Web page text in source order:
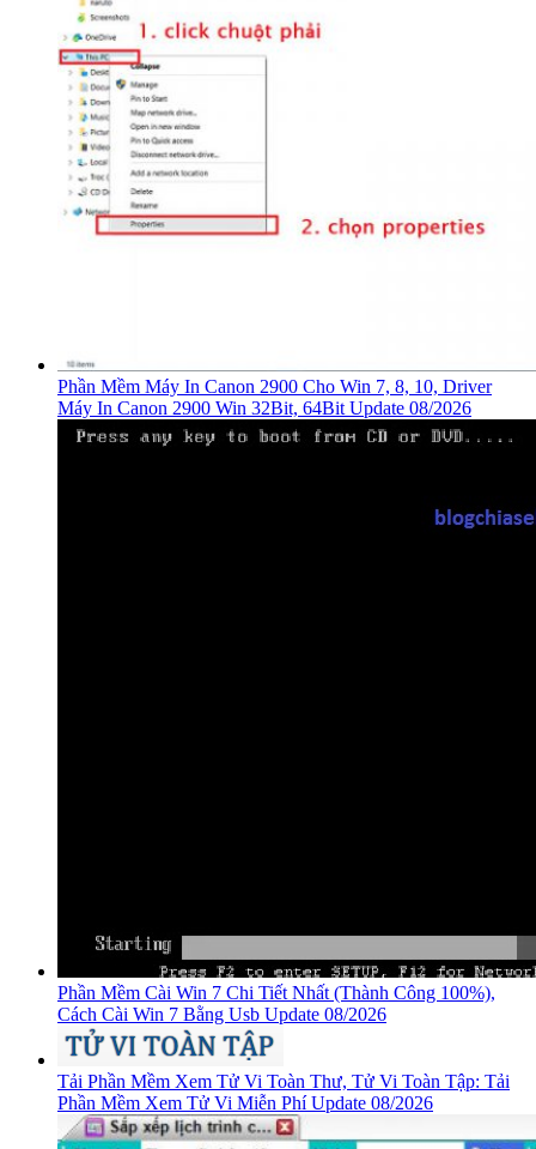
Phần Mềm Máy In Canon 2900 Cho Win 7, 8, 10, Driver
Máy In Canon 2900 Win 32Bit, 64Bit Update 08/2026
Phần Mềm Cài Win 7 Chi Tiết Nhất (Thành Công 100%),
Cách Cài Win 7 Bằng Usb Update 08/2026
Tải Phần Mềm Xem Tử Vi Toàn Thư, Tử Vi Toàn Tập: Tải
Phần Mềm Xem Tử Vi Miễn Phí Update 08/2026